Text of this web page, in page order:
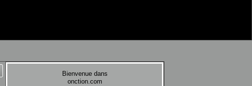
Bienvenue dans
onction.com